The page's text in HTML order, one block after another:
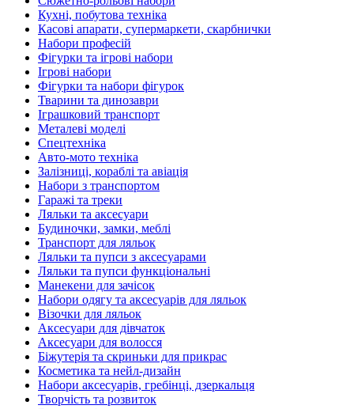
Кухні, побутова техніка
Касові апарати, супермаркети, скарбнички
Набори професій
Фігурки та ігрові набори
Ігрові набори
Фігурки та набори фігурок
Тварини та динозаври
Іграшковий транспорт
Металеві моделі
Спецтехніка
Авто-мото техніка
Залізниці, кораблі та авіація
Набори з транспортом
Гаражі та треки
Ляльки та аксесуари
Будиночки, замки, меблі
Транспорт для ляльок
Ляльки та пупси з аксесуарами
Ляльки та пупси функціональні
Манекени для зачісок
Набори одягу та аксесуарів для ляльок
Візочки для ляльок
Аксесуари для дівчаток
Аксесуари для волосся
Біжутерія та скриньки для прикрас
Косметика та нейл-дизайн
Набори аксесуарів, гребінці, дзеркальця
Творчість та розвиток